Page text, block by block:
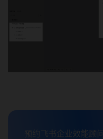
预约飞书企业效能顾问